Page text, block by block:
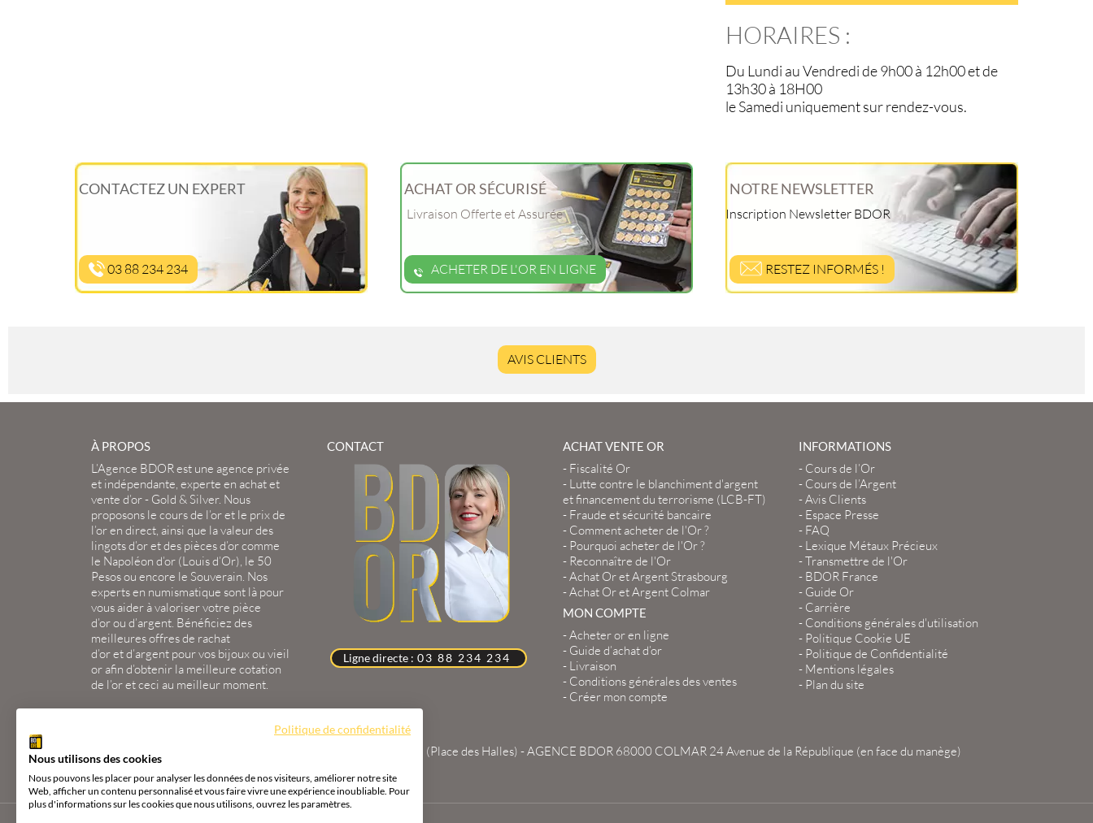
HORAIRES :
Du Lundi au Vendredi de 9h00 à 12h00 et de
13h30 à 18H00
le Samedi uniquement sur rendez-vous.
CONTACTEZ UN EXPERT
03 88 234 234
ACHAT OR SÉCURISÉ
Livraison Offerte et Assurée
ACHETER DE L'OR EN LIGNE
NOTRE NEWSLETTER
Inscription Newsletter BDOR
RESTEZ INFORMÉS !
AVIS CLIENTS
À PROPOS
L’Agence BDORest une agence privée
et indépendante, experte en achat et
vente d’or- Gold & Silver. Nous
proposons le cours de l’oret le prix de
l’or en direct, ainsi que lavaleur des
lingots d’oret des pièces d’orcomme
le Napoléon d’or (Louis d’Or), le 50
Pesosou encore le Souverain. Nos
experts en numismatique sont là pour
vous aider à valoriser votre pièce
d’orou d’argent. Bénéficiez des
meilleures offres de rachat
d’oretd’argent pour vos bijouxou vieil
or afin d’obtenir la meilleure cotation
de l’oret ceci au meilleur moment.
CONTACT
Ligne directe : 03 88 234 234
ACHAT VENTE OR
- Fiscalité Or
- Lutte contre le blanchiment d'argent
et financement du terrorisme (LCB-FT)
- Fraude et sécurité bancaire
- Comment acheter de l'Or ?
- Pourquoi acheter de l'Or ?
- Reconnaître de l'Or
-Achat Or et Argent Strasbourg
-Achat Or et Argent Colmar
MON COMPTE
-Acheter or en ligne
- Guide d’achat d’or
- Livraison
- Conditions générales des ventes
- Créer mon compte
INFORMATIONS
- Cours de l’Or
- Cours de l’Argent
-Avis Clients
- Espace Presse
- FAQ
- Lexique Métaux Précieux
-Transmettre de l'Or
- BDOR France
- Guide Or
- Carrière
- Conditions générales d'utilisation
- Politique Cookie UE
- Politique de Confidentialité
- Mentions légales
- Plan du site
AGENCE BDOR 67000 STRASBOURG 2 Rue du Travail (Place des Halles) -AGENCE BDOR 68000 COLMAR 24 Avenue de la République (en face du manège)
Politique de confidentialité
Nous utilisons des cookies
Nous pouvons les placer pour analyser les données de nos visiteurs, améliorer notre site
Web, afficher un contenu personnalisé et vous faire vivre une expérience inoubliable. Pour
plus d'informations sur les cookies que nous utilisons, ouvrez les paramètres.